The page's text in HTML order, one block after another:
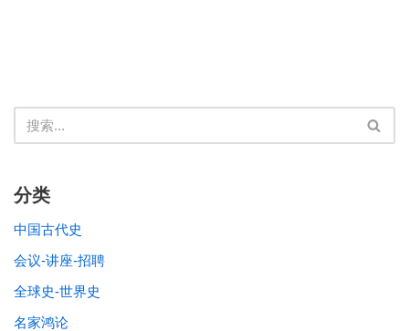
分类
中国古代史
会议-讲座-招聘
全球史-世界史
名家鸿论